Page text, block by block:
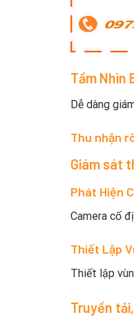
Tầm Nhìn
Dễ dàng
Thu nhận
Giám sát
Phát Hiện
Camera cố
Thiết Lập
Thiết lập
Truyền